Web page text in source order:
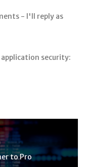
- I'll reply as
security:
to Pro